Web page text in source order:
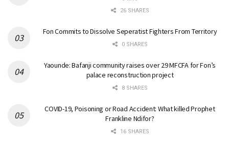
26 SHARES
Fon Commits to Dissolve Seperatist Fighters From Territory
0 SHARES
Yaounde: Bafanji community raises over 29 MFCFA for Fon’s
palace reconstruction project
8 SHARES
COVID-19, Poisoning or Road Accident: What killed Prophet
Frankline Ndifor?
16 SHARES